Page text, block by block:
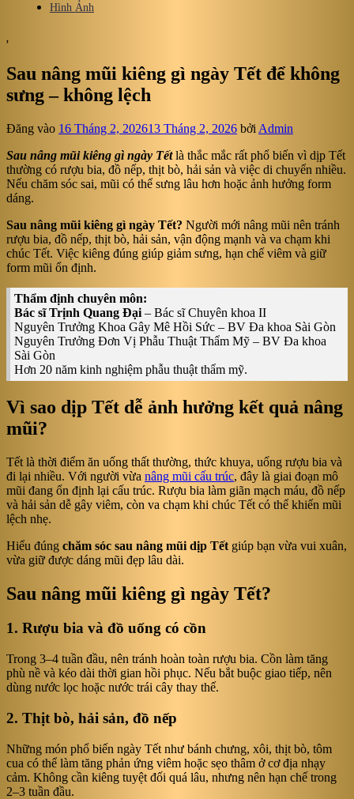
Hình Ảnh
,
Sau nâng mũi kiêng gì ngày Tết để không
sưng – không lệch
Đăng vào 16 Tháng 2, 202613 Tháng 2, 2026 bởi Admin
Sau nâng mũi kiêng gì ngày Tếtlà thắc mắc rất phổ biến vì dịp Tết
thường có rượu bia, đồ nếp, thịt bò, hải sản và việc di chuyển nhiều.
Nếu chăm sóc sai, mũi có thể sưng lâu hơn hoặc ảnh hưởng form
dáng.
Sau nâng mũi kiêng gì ngày Tết? Người mới nâng mũi nên tránh
rượu bia, đồ nếp, thịt bò, hải sản, vận động mạnh và va chạm khi
chúc Tết. Việc kiêng đúng giúp giảm sưng, hạn chế viêm và giữ
form mũi ổn định.
Thẩm định chuyên môn:
Bác sĩ Trịnh Quang Đại – Bác sĩ Chuyên khoa II
Nguyên Trưởng Khoa Gây Mê Hồi Sức – BV Đa khoa Sài Gòn
Nguyên Trưởng Đơn Vị Phẫu Thuật Thẩm Mỹ – BV Đa khoa
Sài Gòn
Hơn 20 năm kinh nghiệm phẫu thuật thẩm mỹ.
Vì sao dịp Tết dễ ảnh hưởng kết quả nâng
mũi?
Tết là thời điểm ăn uống thất thường, thức khuya, uống rượu bia và
đi lại nhiều. Với người vừa nâng mũi cấu trúc, đây là giai đoạn mô
mũi đang ổn định lại cấu trúc. Rượu bia làm giãn mạch máu, đồ nếp
và hải sản dễ gây viêm, còn va chạm khi chúc Tết có thể khiến mũi
lệch nhẹ.
Hiểu đúng chăm sóc sau nâng mũi dịp Tết giúp bạn vừa vui xuân,
vừa giữ được dáng mũi đẹp lâu dài.
Sau nâng mũi kiêng gì ngày Tết?
1. Rượu bia và đồ uống có cồn
Trong 3–4 tuần đầu, nên tránh hoàn toàn rượu bia. Cồn làm tăng
phù nề và kéo dài thời gian hồi phục. Nếu bắt buộc giao tiếp, nên
dùng nước lọc hoặc nước trái cây thay thế.
2. Thịt bò, hải sản, đồ nếp
Những món phổ biến ngày Tết như bánh chưng, xôi, thịt bò, tôm
cua có thể làm tăng phản ứng viêm hoặc sẹo thâm ở cơ địa nhạy
cảm. Không cần kiêng tuyệt đối quá lâu, nhưng nên hạn chế trong
2–3 tuần đầu.